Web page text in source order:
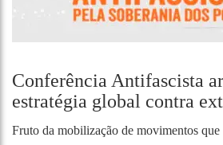
Conferência Antifascista
estratégia global contra
Fruto da mobilização de movimentos